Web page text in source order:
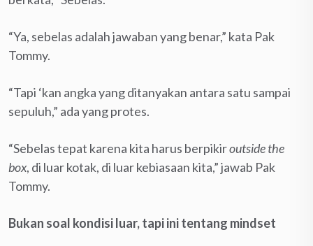
“Ya, sebelas adalah jawaban yang benar,” kata Pak
Tommy.
“Tapi ‘kan angka yang ditanyakan antara satu sampai
sepuluh,” ada yang protes.
“Sebelas tepat karena kita harus berpikiroutside the
box, di luar kotak, di luar kebiasaan kita,” jawab Pak
Tommy.
Bukan soal kondisi luar, tapi ini tentang mindset